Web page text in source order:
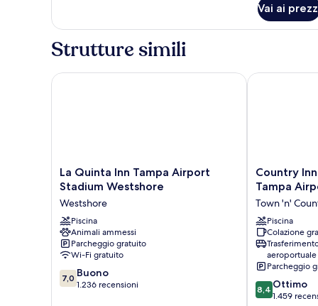
letti
non
Vai ai
Strutture simili
La
Quinta
Tampa
Airport
Stadium
Westshore
Westshore
La Quinta Inn Tampa Airport
Stadium Westshore
Westshore
Piscina
Animali ammessi
Parcheggio gratuito
Wi-Fi gratuito
7.0
su
7,0 Buono
1.236 recensioni
La Quinta Inn Tampa Airport Stadium Westshore
Country
Inn
Suites
by
Radisson,
Tampa
Airport
North,
FL
Town
Country
Tampa
Town 'n'
Piscina
Colazione
aeroportuale
Parcheggio
8.4
su
8,4 Ottimo
1.459
Country Inn